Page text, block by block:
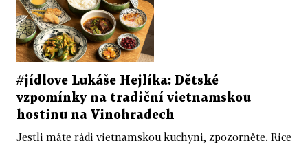
#jídlove Lukáše Hejlíka: Dětské
vzpomínky na tradiční vietnamskou
hostinu na Vinohradech
Jestli máte rádi vietnamskou kuchyni, zpozorněte. Rice